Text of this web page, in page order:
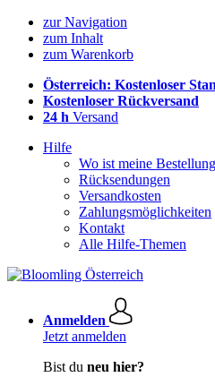
zur Navigation
zum Inhalt
zum Warenkorb
Österreich: Kostenloser
Kostenloser Rückversand
24 h Versand
Hilfe
Wo ist meine
Rücksendungen
Versandkosten
Zahlungsmöglichkeiten
Kontakt
Alle Hilfe-Themen
Anmelden
Jetzt anmelden
Bist du neu hier?